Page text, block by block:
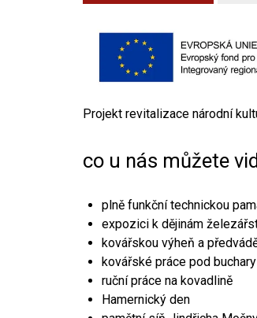
Projekt revitalizace národní
co u nás můžete
plně funkční technickou
expozici k dějinám
kovářskou výheň a
kovářské práce pod buchary
ruční práce na kovadlině
Hamernický den